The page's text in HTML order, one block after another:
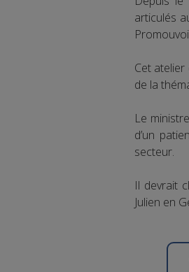
articulés
Cet
de la
Le
d’un
secteur.
Il devrait
Julien en